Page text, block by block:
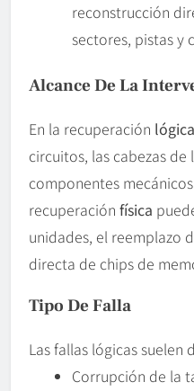
reconstrucción
sectores, pistas y
Alcance De La
En la recuperación lógica
circuitos, las cabezas
componentes
recuperación física
unidades, el reemplazo
directa de chips de
Tipo De Falla
Las fallas lógicas suelen
Corrupción de la